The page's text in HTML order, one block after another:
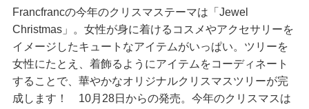
Francfrancの今年のクリスマステーマは「Jewel
Christmas」。女性が身に着けるコスメやアクセサリーを
イメージしたキュートなアイテムがいっぱい。ツリーを
女性にたとえ、着飾るようにアイテムをコーディネート
することで、華やかなオリジナルクリスマスツリーが完
成します！ 10月28日からの発売。今年のクリスマスは